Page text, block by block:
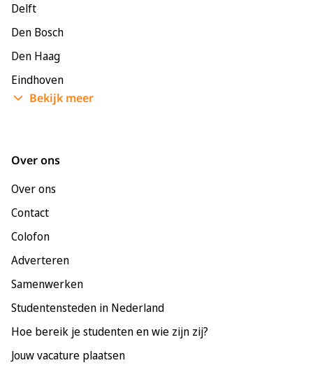
Delft
Den Bosch
Den Haag
Eindhoven
Enschede
Bekijk meer
Over ons
Over ons
Contact
Colofon
Adverteren
Samenwerken
Studentensteden in Nederland
Hoe bereik je studenten en wie zijn zij?
Jouw vacature plaatsen